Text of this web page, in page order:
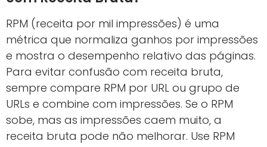
RPM (receita por mil impressões) é uma
métrica que normaliza ganhos por impressões
e mostra o desempenho relativo das páginas.
Para evitar confusão com receita bruta,
sempre compare RPM por URL ou grupo de
URLs e combine com impressões. Se o RPM
sobe, mas as impressões caem muito, a
receita bruta pode não melhorar. Use RPM